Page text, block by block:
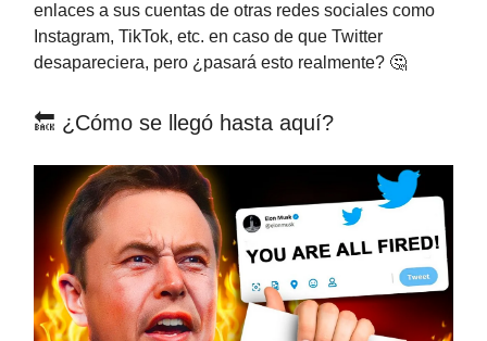
enlaces a sus cuentas de otras redes sociales como
Instagram, TikTok, etc. en caso de que Twitter
desapareciera, pero ¿pasará esto realmente? 🤔
🔙 ¿Cómo se llegó hasta aquí?